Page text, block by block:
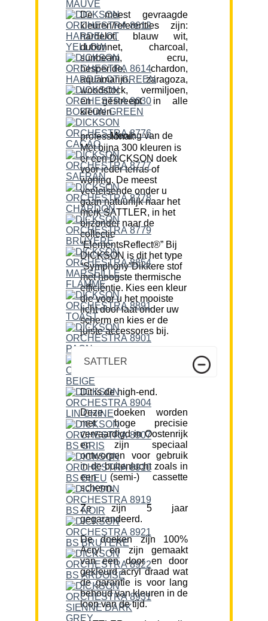
De meest gevraagde
kleuren/referenties zijn:
hardelot, blauw wit,
dubonnet, charcoal,
sunbeam, ecru,
hesperide, chardon,
aquamarijn, zaragoza,
woodstock, vermiljoen,
en gestreept in alle
kleuren.
Mening van de professional:
Met bijna 300 kleuren is
er een DICKSON doek
voor ieder terras of
woning. De meest
veeleisende onder u
gaan natuurlijk naar het
merk SATTLER, in het
bijzonder naar de
collectie
“ElementsReflect®” Bij
DICKSON is dit het type
“Symphony”Dikkere stof
met hoogste thermische
efficiëntie. Kies een kleur
die voor u het mooiste
licht door laat onder uw
scherm en kies er de
juiste accessores bij.
SATTLER
Dit is de high-end.
Deze doeken worden
met hoge precisie
vervaardigd in Oostenrijk
en zijn speciaal
ontworpen voor gebruik
in de buitenlucht zoals in
een (semi-) cassette
scherm.
Ze zijn 5 jaar
gegarandeerd.
De doeken zijn 100%
Acryl en zijn gemaakt
van een door en door
gekleurd acryl draad wat
de garantie is voor lang
behoud van kleuren in de
loop van de tijd.